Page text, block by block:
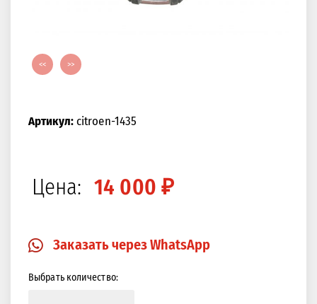
<< >>
Артикул:citroen-1435
Цена: 14 000 ₽
Заказать через WhatsApp
Выбрать количество: